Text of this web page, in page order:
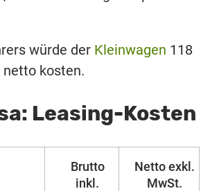
würde der Kleinwagen 118
kosten.
Leasing-Kosten
Brutto
inkl.
Netto exkl.
MwSt.